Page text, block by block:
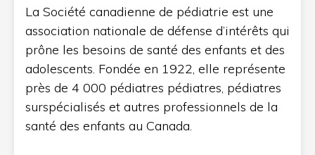
La Société canadienne de pédiatrie est une
association nationale de défense d’intérêts qui
prône les besoins de santé des enfants et des
adolescents. Fondée en 1922, elle représente
près de 4 000 pédiatres pédiatres, pédiatres
surspécialisés et autres professionnels de la
santé des enfants au Canada.